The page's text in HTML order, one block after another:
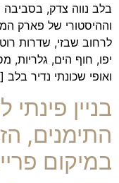
בלב נווה צדק,
וההיסטורי של פארק
לרחוב שבזי, שדרות
יפו, חוף הים, גלריות,
ואופי שכונתי נדיר
בניין
התימנים,
במיקום